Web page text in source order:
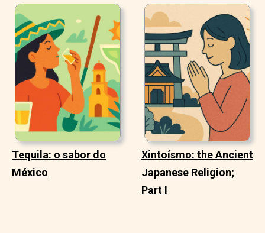
Tequila: o sabor do
México
Xintoísmo: the Ancient
Japanese Religion;
Part I